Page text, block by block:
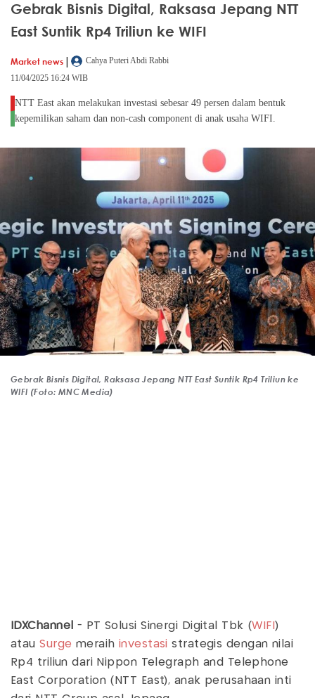
Gebrak Bisnis Digital, Raksasa Jepang NTT
East Suntik Rp4 Triliun ke WIFI
Market news |
Cahya Puteri Abdi Rabbi
11/04/2025 16:24 WIB
NTT East akan melakukan investasi sebesar 49 persen dalam bentuk
kepemilikan saham dan non-cash component di anak usaha WIFI.
Gebrak Bisnis Digital, Raksasa Jepang NTT East Suntik Rp4 Triliun ke
WIFI (Foto: MNC Media)
IDXChannel - PT Solusi Sinergi Digital Tbk (WIFI )
atauSurge meraih investasi strategis dengan nilai
Rp4 triliun dari Nippon Telegraph and Telephone
East Corporation (NTT East), anak perusahaan inti